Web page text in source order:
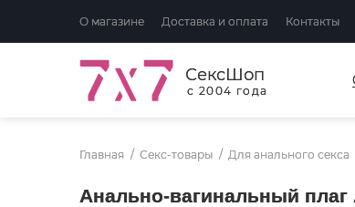
О магазине Доставка и оплата Контакты
СексШоп
с 2004 года
Главная Секс-товары Для анального секса
Анально-вагинальный